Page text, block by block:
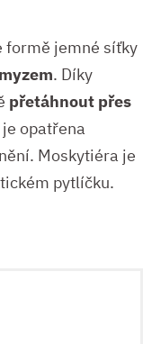
formě jemné síťky
. Díky
přetáhnout přes
opatřena
Moskytiéra je
pytlíčku.